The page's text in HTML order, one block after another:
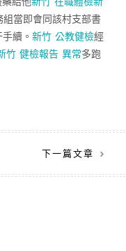
組當即會同該村支部書
續。 新竹 公教健檢經
竹 健檢報告 異常多跑
下一篇文章